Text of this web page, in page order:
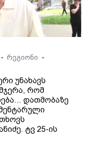
• რეგიონი •
უნახავს
რომ
დათმობაზე
ტვ 25-ის